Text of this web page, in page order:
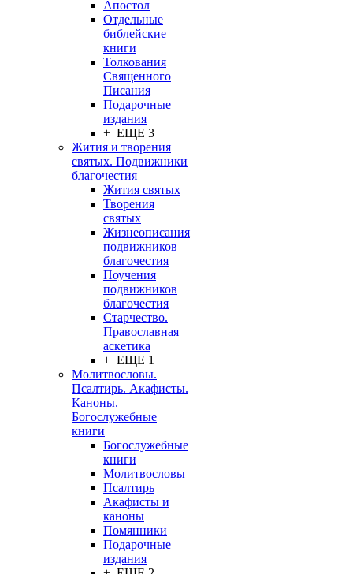
Апостол
Отдельные
библейские
книги
Толкования
Священного
Писания
Подарочные
издания
+ ЕЩЕ 3
Жития и творения
святых. Подвижники
благочестия
Жития святых
Творения
святых
Жизнеописания
подвижников
благочестия
Поучения
подвижников
благочестия
Старчество.
Православная
аскетика
+ ЕЩЕ 1
Молитвословы.
Псалтирь. Акафисты.
Каноны.
Богослужебные
книги
Богослужебные
книги
Молитвословы
Псалтирь
Акафисты и
каноны
Помянники
Подарочные
издания